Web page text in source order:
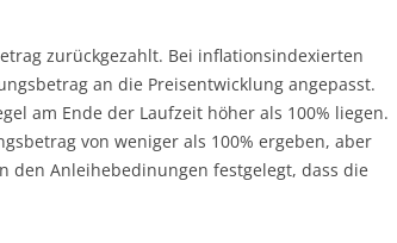
zurückgezahlt. Bei inflationsindexierten
an die Preisentwicklung angepasst.
am Ende der Laufzeit höher als 100% liegen.
von weniger als 100% ergeben, aber
Anleihebedinungen festgelegt, dass die